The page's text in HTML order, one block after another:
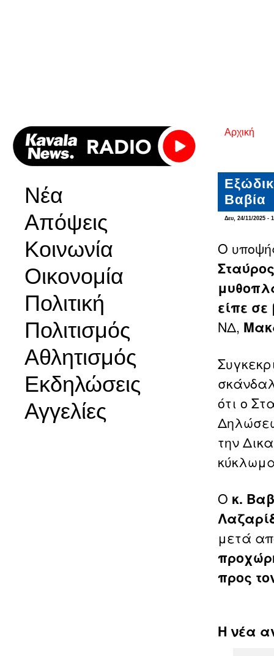
Νέα
Απόψεις
Κοινωνία
Οικονομία
Πολιτική
Πολιτισμός
Αθλητισμός
Εκδηλώσεις
Αγγελίες
Είστε
Αρχική
Βαβία
Δευ, 24/11/2025 -
O
είπε
ΝΔ,
ότι ο
την
Ο κ.
μετά
προς
Η νέα